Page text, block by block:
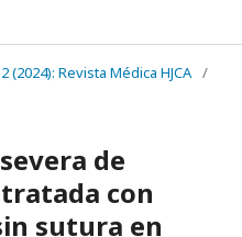
(2024): Revista Médica HJCA /
de
con
sutura en